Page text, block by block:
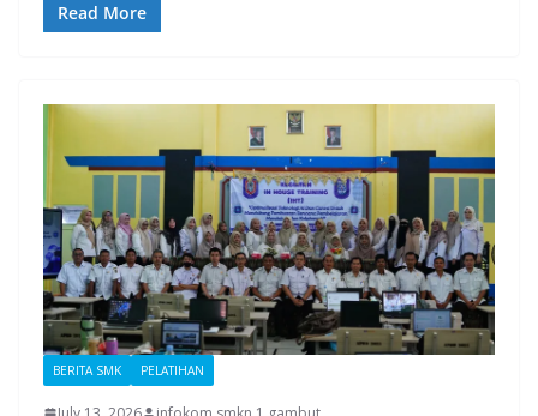
Read More
BERITA SMK PELATIHAN